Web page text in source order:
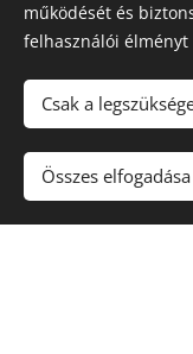
működését és
felhasználói
Csak a
Összes elfogadása